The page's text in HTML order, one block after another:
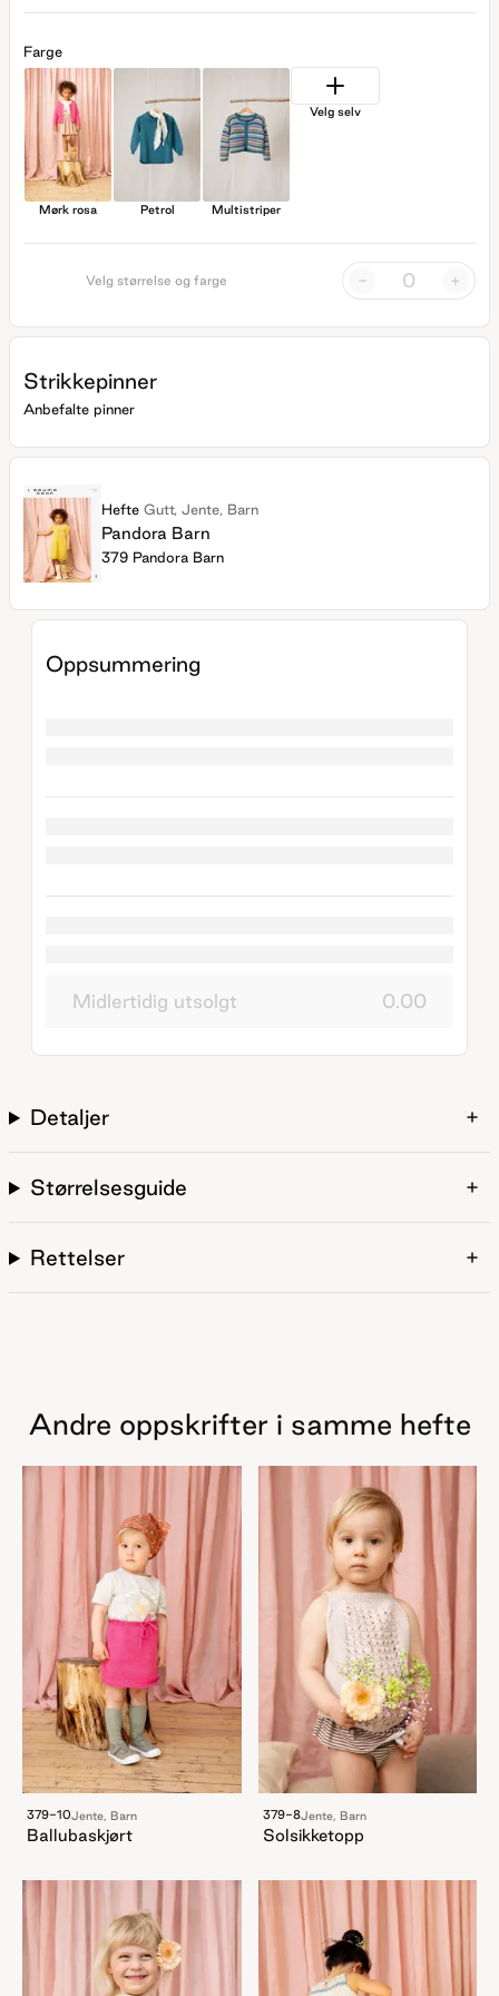
Farge
Mørk rosa Petrol Multistriper
Velg selv
Velg størrelse og farge - +
Strikkepinner
Anbefalte pinner
Hefte Gutt, Jente, Barn
Pandora Barn
379 Pandora Barn
Oppsummering
Midlertidig utsolgt 0.00
Detaljer
Størrelsesguide
Rettelser
Andre oppskrifter i samme hefte
379-10Jente, Barn
Ballubaskjørt
379-8Jente, Barn
Solsikketopp